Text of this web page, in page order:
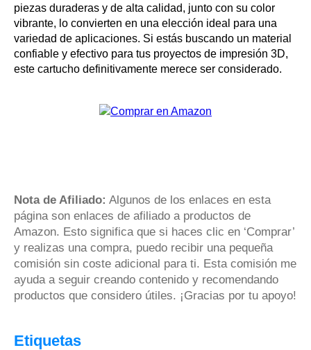
piezas duraderas y de alta calidad, junto con su color
vibrante, lo convierten en una elección ideal para una
variedad de aplicaciones. Si estás buscando un material
confiable y efectivo para tus proyectos de impresión 3D,
este cartucho definitivamente merece ser considerado.
Nota de Afiliado: Algunos de los enlaces en esta
página son enlaces de afiliado a productos de
Amazon. Esto significa que si haces clic en ‘Comprar’
y realizas una compra, puedo recibir una pequeña
comisión sin coste adicional para ti. Esta comisión me
ayuda a seguir creando contenido y recomendando
productos que considero útiles. ¡Gracias por tu apoyo!
Etiquetas